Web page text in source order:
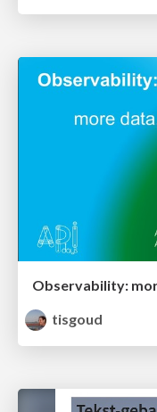
Observability:
tisgoud